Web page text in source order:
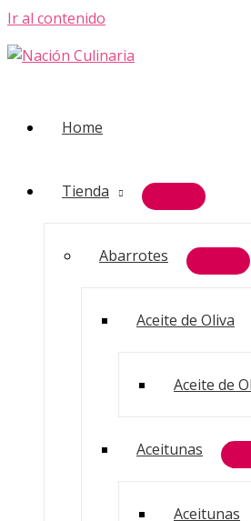
Ir al contenido
Home
Tienda
Abarrotes
Aceite de Oliva
Aceite de
Aceitunas
Aceitunas